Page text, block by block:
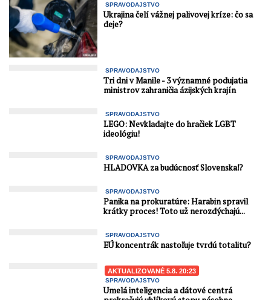
SPRAVODAJSTVO
Ukrajina čelí vážnej palivovej kríze: čo sa
deje?
SPRAVODAJSTVO
Tri dni v Manile - 3 významné podujatia
ministrov zahraničia ázijských krajín
SPRAVODAJSTVO
LEGO: Nevkladajte do hračiek LGBT
ideológiu!
SPRAVODAJSTVO
HLADOVKA za budúcnosť Slovenska⁉️
SPRAVODAJSTVO
Panika na prokuratúre: Harabin spravil
krátky proces! Toto už nerozdýchajú...
SPRAVODAJSTVO
EÚ koncentrák nastoľuje tvrdú totalitu?
AKTUALIZOVANÉ 5.8. 20:23
SPRAVODAJSTVO
Umelá inteligencia a dátové centrá